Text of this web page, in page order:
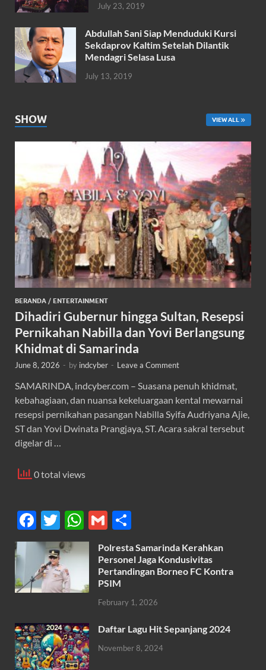
July 23, 2019
Abdullah Sani Siap Menduduki Kursi
Sekdaprov Kaltim Setelah Dilantik
Mendagri Selasa Lusa
July 13, 2019
SHOW VIEW ALL
BERANDA / ENTERTAINMENT
Dihadiri Gubernur hingga Sultan, Resepsi
Pernikahan Nabilla dan Yovi Berlangsung
Khidmat di Samarinda
June 8, 2026 - by indcyber - Leave a Comment
SAMARINDA, indcyber.com – Suasana penuh khidmat,
kebahagiaan, dan nuansa kekeluargaan kental mewarnai
resepsi pernikahan pasangan Nabilla Syifa Audriyana Ajie,
ST dan Yovi Dwinata Prangjaya, ST. Acara sakral tersebut
digelar di …
0 total views
F
ac
e
b
o
k
T
w
itt
er
W
h
at
s
A
p
G
m
ail
h
ar
e
Polresta Samarinda Kerahkan
Personel Jaga Kondusivitas
Pertandingan Borneo FC Kontra
PSIM
February 1, 2026
Daftar Lagu Hit Sepanjang 2024
November 8, 2024